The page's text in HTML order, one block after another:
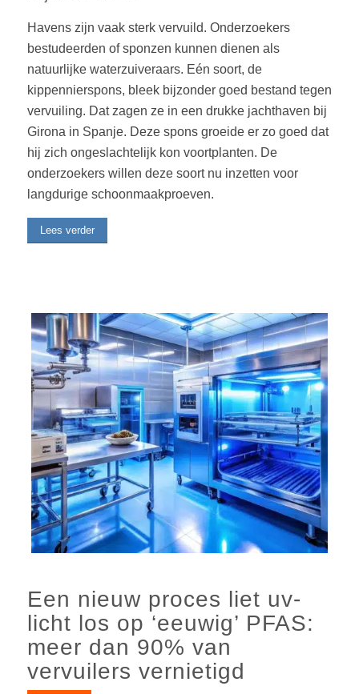
Havens zijn vaak sterk vervuild. Onderzoekers
bestudeerden of sponzen kunnen dienen als
natuurlijke waterzuiveraars. Eén soort, de
kippennierspons, bleek bijzonder goed bestand tegen
vervuiling. Dat zagen ze in een drukke jachthaven bij
Girona in Spanje. Deze spons groeide er zo goed dat
hij zich ongeslachtelijk kon voortplanten. De
onderzoekers willen deze soort nu inzetten voor
langdurige schoonmaakproeven.
Lees verder
Een nieuw proces liet uv-
licht los op ‘eeuwig’ PFAS:
meer dan 90% van
vervuilers vernietigd